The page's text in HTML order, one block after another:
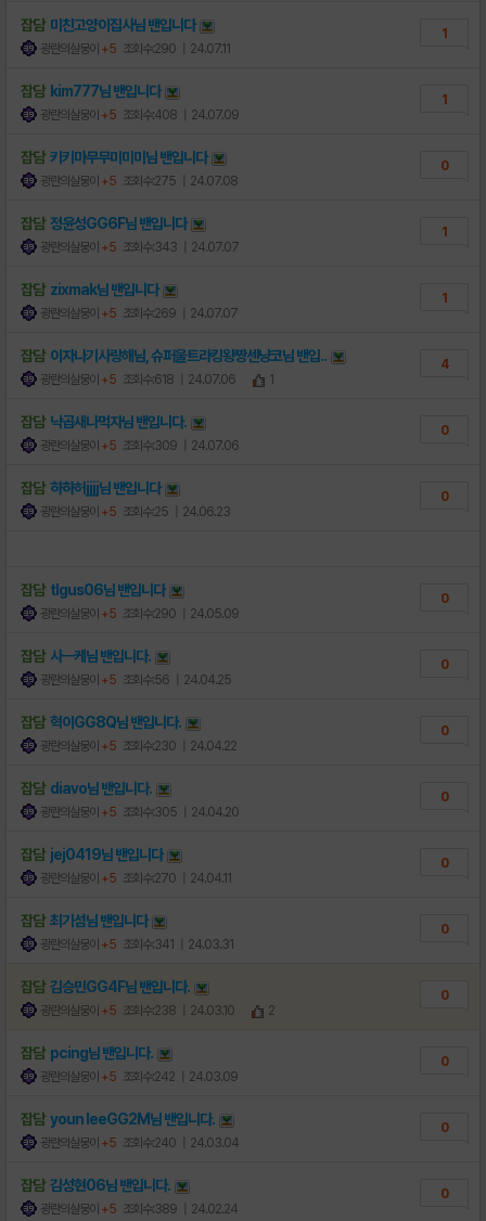
잡담 미친고양이집사님 밴입니다
광란의살뭉이 +5 조회수:290 | 24.07.11
1
잡담 kim777님 밴입니다
광란의살뭉이 +5 조회수:408 | 24.07.09
1
잡담 키키마무무미미미님 밴입니다
광란의살뭉이 +5 조회수:275 | 24.07.08
0
잡담 정윤성GG6F님 밴입니다
광란의살뭉이 +5 조회수:343 | 24.07.07
1
잡담 zixmak님 밴입니다
광란의살뭉이 +5 조회수:269 | 24.07.07
1
잡담 이자나기사랑해님, 슈퍼울트라킹왕짱센냥코님 밴입..
광란의살뭉이 +5 조회수:618 | 24.07.06 1
4
잡담 낙곱새나먹자님 밴입니다.
광란의살뭉이 +5 조회수:309 | 24.07.06
0
잡담 하하허jjjj님 밴입니다
광란의살뭉이 +5 조회수:25 | 24.06.23
0
잡담 tlgus06님 밴입니다
광란의살뭉이 +5 조회수:290 | 24.05.09
0
잡담 사ㅡ케님 밴입니다.
광란의살뭉이 +5 조회수:56 | 24.04.25
0
잡담 혁이GG8Q님 밴입니다.
광란의살뭉이 +5 조회수:230 | 24.04.22
0
잡담 diavo님 밴입니다.
광란의살뭉이 +5 조회수:305 | 24.04.20
0
잡담 jej0419님 밴입니다
광란의살뭉이 +5 조회수:270 | 24.04.11
0
잡담 최기섬님 밴입니다
광란의살뭉이 +5 조회수:341 | 24.03.31
0
잡담 김승민GG4F님 밴입니다.
광란의살뭉이 +5 조회수:238 | 24.03.10 2
0
잡담 pcing님 밴입니다.
광란의살뭉이 +5 조회수:242 | 24.03.09
0
잡담 youn leeGG2M님 밴입니다.
광란의살뭉이 +5 조회수:240 | 24.03.04
0
잡담 김성현06님 밴입니다.
광란의살뭉이 +5 조회수:389 | 24.02.24
0